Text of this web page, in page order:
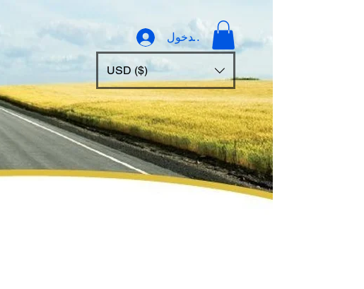
تسجيل الدخول
USD ($)